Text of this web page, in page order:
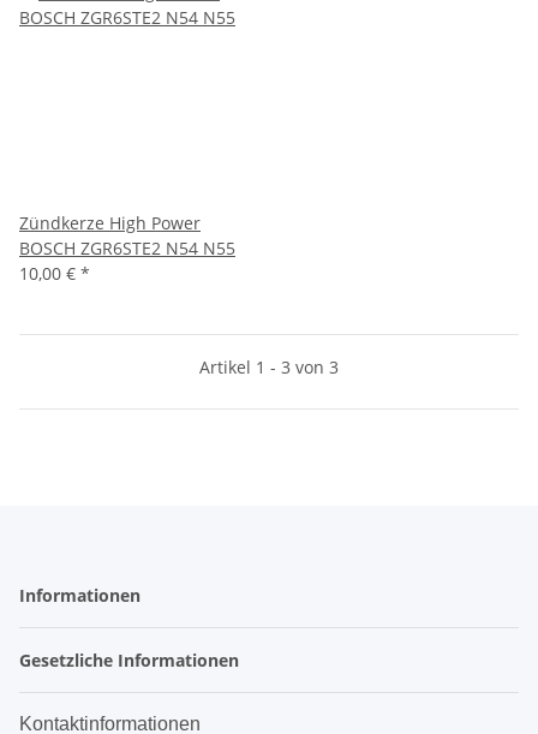
Zündkerze High Power
BOSCH ZGR6STE2 N54 N55
10,00 € *
Artikel 1 - 3 von 3
Informationen
Gesetzliche Informationen
Kontaktinformationen